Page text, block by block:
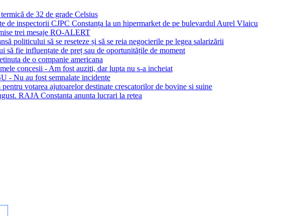
de 32 de grade Celsius
inspectorii CJPC Constanța la un hipermarket de pe bulevardul Aurel Vlaicu
trei mesaje RO-ALERT
politicului să se reseteze și să se reia negocierile pe legea salarizării
fie influențate de preț sau de oportunitățile de moment
de o companie americana
concesii - Am fost auziti, dar lupta nu s-a incheiat
- Nu au fost semnalate incidente
votarea ajutoarelor destinate crescatorilor de bovine si suine
RAJA Constanta anunta lucrari la retea